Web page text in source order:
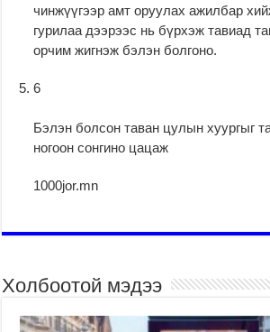
чинжүүгээр амт оруулах ажилбар
гурилаа дээрээс нь бүрхэж тавиад
орчим жигнэж бэлэн болгоно.
6
Бэлэн болсон таван цулын хуургыг
ногоон сонгино цацаж
1000jor.mn
Холбоотой мэдээ